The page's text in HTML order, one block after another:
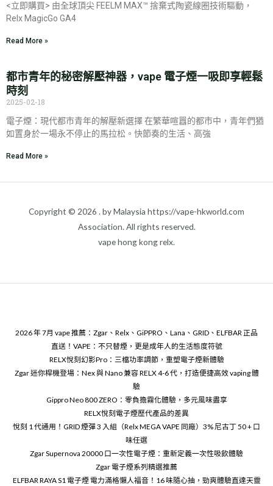
<立即購買> 由全球頂尖 FEELM MAX™ 捨棄式陶瓷線圈技術驅動，
Relx MagicGo GA4
Read More »
都市青年的秘密解壓神器，vape 電子煙一吸即享輕鬆
時刻
2025-02-18
電子煙：現代都市青年的解壓新選擇 在繁華喧囂的都市中，青年們猶
如置身於一場永不停止的馬拉松。快節奏的生活、高強
Read More »
Copyright © 2026 . by Malaysia https://vape-hkworld.com
Association. All rights reserved.
vape hong kong relx.
2026 年 7月 vape 推薦：Zgar、Relx、GiPPRO、Lana、GRID、ELFBAR 正品
直送！VAPE：不只替煙，更是成年人的生活態度符號
RELX悅刻幻影Pro：三檔功率調節，重塑電子煙新體驗
Zgar 迷你桿機登場：Nex 與 Nano 兼容 RELX 4-6 代，打造便捷高效 vaping 體
驗
Gippro Neo 800 ZERO：零負擔霧化體驗，多元風味盡享
RELX悅刻電子煙歷代產品的差異
悅刻 1 代通用！GRID 煙彈 3 入組（Relx MEGA VAPE 同廠）3% 尼古丁 50 + 口
味任選
Zgar Supernova 20000 口一次性電子煙：重新定義一次性吸飲體驗
Zgar 電子煙系列精選推薦
ELFBAR RAYA S1 電子煙 電力滿格懶人福音！16 味隨心抽，勁爽體驗直達天靈